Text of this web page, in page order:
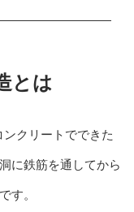
とは
クリートでできた
に鉄筋を通してから
す。